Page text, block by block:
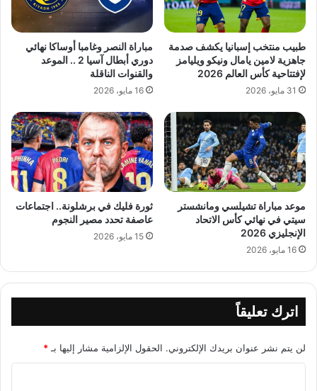
طبيب منتخب إسبانيا يكشف صدمة
جاهزية لامين يامال ونيكو ويليامز
لإفتتاحية كأس العالم 2026
31 مايو، 2026
مباراة النصر وغامبا أوساكا نهائي
دوري أبطال آسيا 2 .. الموعد
والقنوات الناقلة
16 مايو، 2026
موعد مباراة تشيلسي ومانشستر
سيتي في نهائي كأس الاتحاد
الإنجليزي 2026
16 مايو، 2026
ثورة فليك في برشلونة.. اجتماعات
عاصفة تحدد مصير النجوم
15 مايو، 2026
اترك تعليقاً
لن يتم نشر عنوان بريدك الإلكتروني. الحقول الإلزامية مشار إليها بـ *